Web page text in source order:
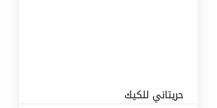
حريتاني للكيك